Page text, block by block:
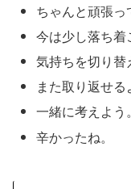
ちゃんと頑張っ
今は少し落ち着
気持ちを切り替
また取り返せる
一緒に考えよう。
辛かったね。